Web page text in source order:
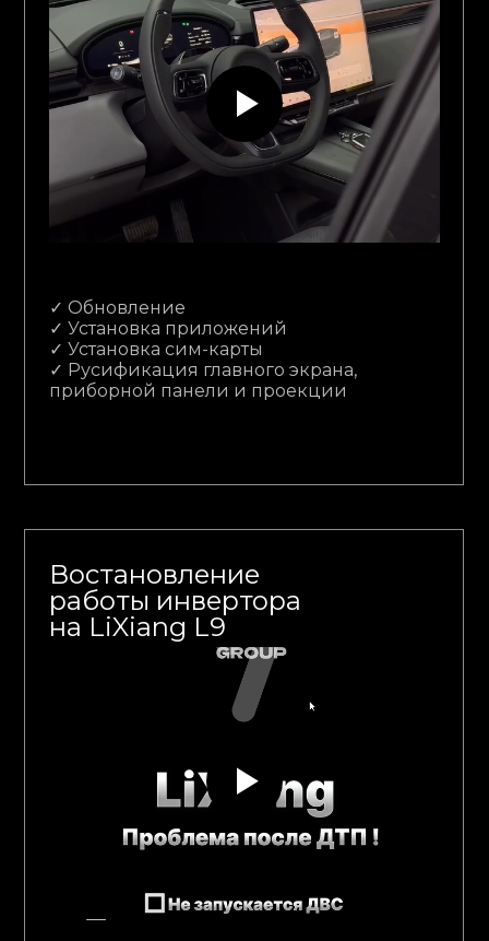
✓ Обновление
✓ Установка приложений
✓ Установка сим-карты
✓ Русификация главного экрана,
приборной панели и проекции
Востановление
работы инвертора
на LiXiang L9